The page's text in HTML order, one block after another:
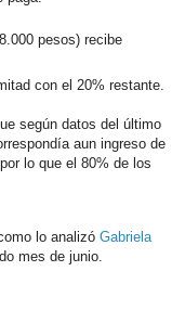
pesos) recibe
con el 20% restante.
según datos del último
aun ingreso de
lo que el 80% de los
lo analizó Gabriela
mes de junio.